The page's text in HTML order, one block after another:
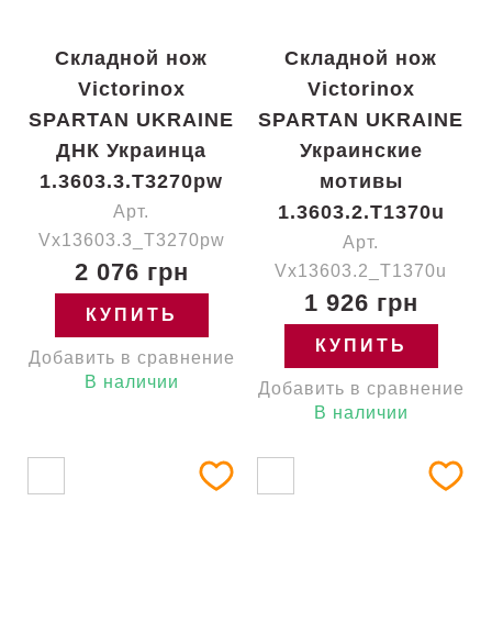
Складной нож
Victorinox
SPARTAN UKRAINE
ДНК Украинца
1.3603.3.T3270pw
Арт.
Vx13603.3_T3270pw
2 076 грн
КУПИТЬ
Добавить в сравнение
В наличии
Складной нож
Victorinox
SPARTAN UKRAINE
Украинские
мотивы
1.3603.2.T1370u
Арт.
Vx13603.2_T1370u
1 926 грн
КУПИТЬ
Добавить в сравнение
В наличии